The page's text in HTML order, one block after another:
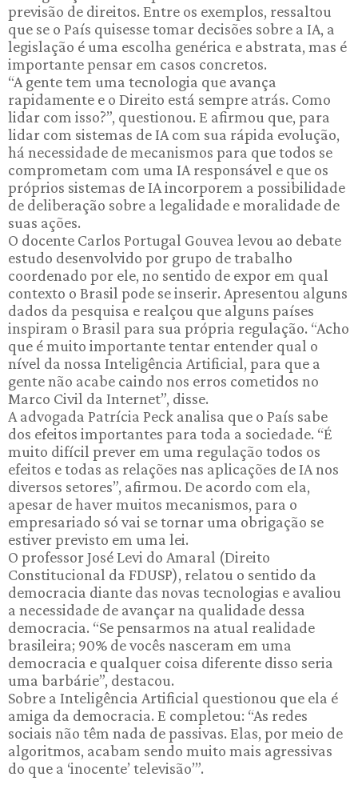
previsão de direitos. Entre os exemplos, ressaltou
que se o País quisesse tomar decisões sobre a IA, a
legislação é uma escolha genérica e abstrata, mas é
importante pensar em casos concretos.
“A gente tem uma tecnologia que avança
rapidamente e o Direito está sempre atrás. Como
lidar com isso?”, questionou. E afirmou que, para
lidar com sistemas de IA com sua rápida evolução,
há necessidade de mecanismos para que todos se
comprometam com uma IA responsável e que os
próprios sistemas de IA incorporem a possibilidade
de deliberação sobre a legalidade e moralidade de
suas ações.
O docente Carlos Portugal Gouvea levou ao debate
estudo desenvolvido por grupo de trabalho
coordenado por ele, no sentido de expor em qual
contexto o Brasil pode se inserir. Apresentou alguns
dados da pesquisa e realçou que alguns países
inspiram o Brasil para sua própria regulação. “Acho
que é muito importante tentar entender qual o
nível da nossa Inteligência Artificial, para que a
gente não acabe caindo nos erros cometidos no
Marco Civil da Internet”, disse.
A advogada Patrícia Peck analisa que o País sabe
dos efeitos importantes para toda a sociedade. “É
muito difícil prever em uma regulação todos os
efeitos e todas as relações nas aplicações de IA nos
diversos setores”, afirmou. De acordo com ela,
apesar de haver muitos mecanismos, para o
empresariado só vai se tornar uma obrigação se
estiver previsto em uma lei.
O professor José Levi do Amaral (Direito
Constitucional da FDUSP), relatou o sentido da
democracia diante das novas tecnologias e avaliou
a necessidade de avançar na qualidade dessa
democracia. “Se pensarmos na atual realidade
brasileira; 90% de vocês nasceram em uma
democracia e qualquer coisa diferente disso seria
uma barbárie”, destacou.
Sobre a Inteligência Artificial questionou que ela é
amiga da democracia. E completou: “As redes
sociais não têm nada de passivas. Elas, por meio de
algoritmos, acabam sendo muito mais agressivas
do que a ‘inocente’ televisão’”.